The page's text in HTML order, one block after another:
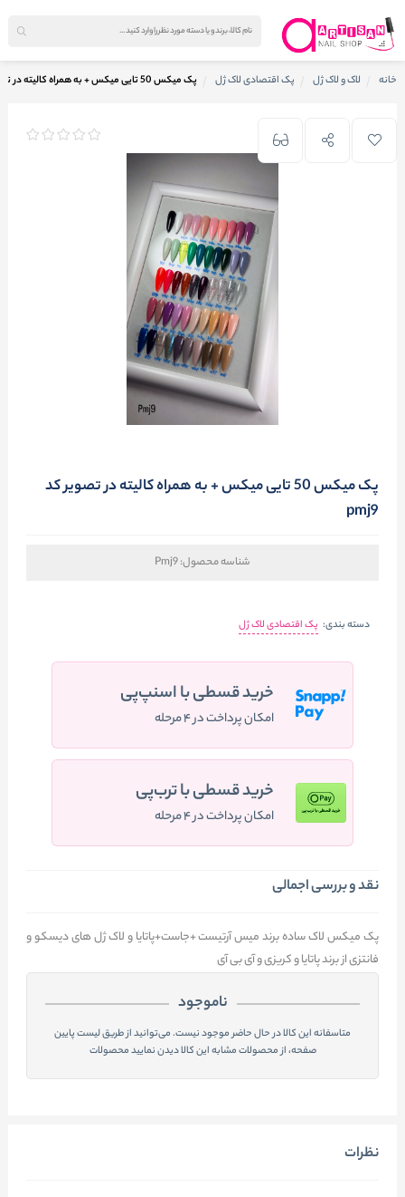
خانه لاک و لاک ژل پک اقتصادی لاک ژل پک میکس 50 تایی میکس + به همراه کالیته در تصویر کد pmj9
پک میکس 50 تایی میکس + به همراه کالیته در تصویر کد
pmj9
شناسه محصول:Pmj9
دسته بندی: پک اقتصادی لاک ژل
خرید قسطی با اسنپ‌پی
امکان پرداخت در ۴ مرحله
خرید قسطی با ترب‌پی
امکان پرداخت در ۴ مرحله
نقد و بررسی اجمالی
پک میکس لاک ساده برند میس آرتیست +جاست+پاتایا و لاک ژل های دیسکو و
فانتزی از برند پاتایا و کریزی و آی بی آی
ناموجود
متاسفانه این کالا در حال حاضر موجود نیست. می‌توانید از طریق لیست پایین
صفحه، از محصولات مشابه این کالا دیدن نمایید محصولات
نظرات